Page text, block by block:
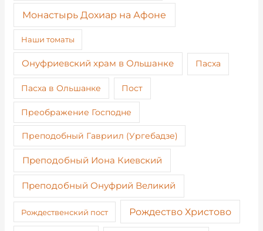
Монастырь Дохиар на Афоне
Наши томаты
Онуфриевский храм в Ольшанке Пасха
Пасха в Ольшанке Пост
Преображение Господне
Преподобный Гавриил (Ургебадзе)
Преподобный Иона Киевский
Преподобный Онуфрий Великий
Рождественский пост Рождество Христово